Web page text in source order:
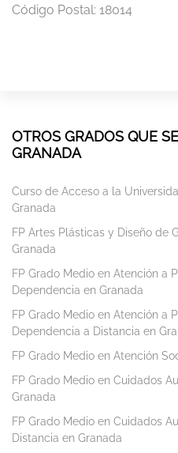
Código Postal: 18014
OTROS GRADOS QUE
GRANADA
Curso de Acceso a la
Granada
FP Artes Plásticas y Diseño de
Granada
FP Grado Medio en Atención a
Dependencia en Granada
FP Grado Medio en Atención a
Dependencia a Distancia en
FP Grado Medio en Atención
FP Grado Medio en Cuidados
Granada
FP Grado Medio en Cuidados
Distancia en Granada